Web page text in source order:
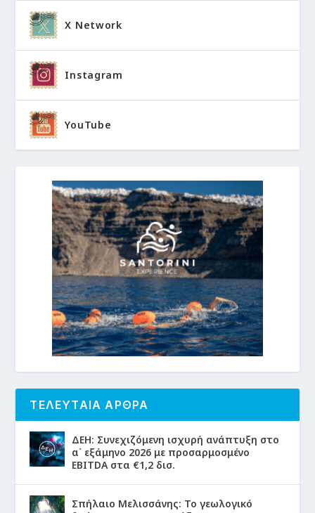
X Network
Instagram
YouTube
ΤΕΛΕΥΤΑΙΑ ΑΡΘΡΑ
ΔΕΗ: Συνεχιζόμενη ισχυρή ανάπτυξη στο
α΄ εξάμηνο 2026 με προσαρμοσμένο
EBITDA στα €1,2 δισ.
Σπήλαιο Μελισσάνης: Το γεωλογικό